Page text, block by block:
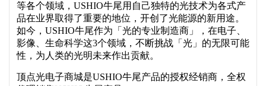
等各个领域，USHIO牛尾用自己独特的光技术为各式产
品在业界取得了重要的地位，开创了光能源的新用途。
如今，USHIO牛尾作为「光的专业制造商」，在电子、
影像、生命科学这3个领域，不断挑战「光」的无限可能
性，为人类的光明未来作出贡献。
顶点光电子商城是USHIO牛尾产品的授权经销商，全权